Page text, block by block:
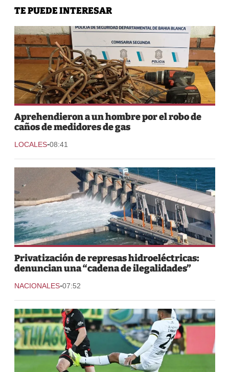
TE PUEDE INTERESAR
Aprehendieron a un hombre por el robo de
caños de medidores de gas
LOCALES-08:41
Privatización de represas hidroeléctricas:
denuncian una “cadena de ilegalidades”
NACIONALES-07:52